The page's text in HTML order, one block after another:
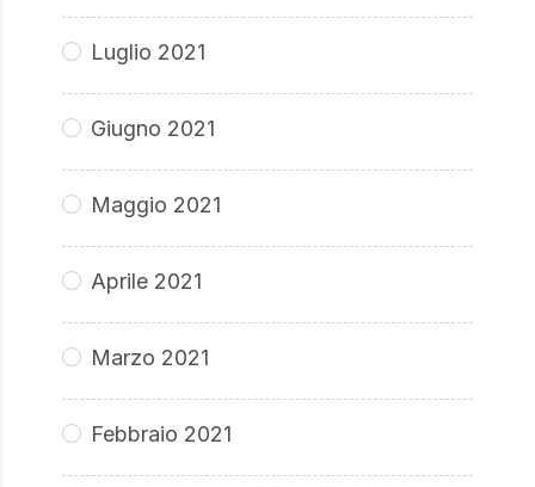
Luglio 2021
Giugno 2021
Maggio 2021
Aprile 2021
Marzo 2021
Febbraio 2021